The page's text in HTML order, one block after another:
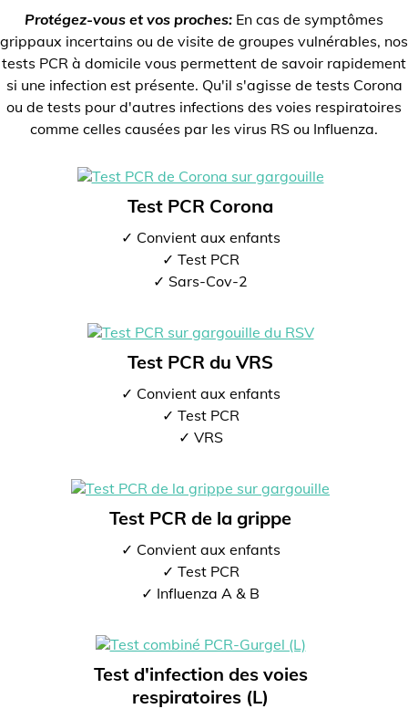
Protégez-vous et vos proches: En cas de symptômes
grippaux incertains ou de visite de groupes vulnérables, nos
tests PCR à domicile vous permettent de savoir rapidement
si une infection est présente. Qu'il s'agisse de tests Corona
ou de tests pour d'autres infections des voies respiratoires
comme celles causées par les virus RS ou Influenza.
Test PCR Corona
✓ Convient aux enfants
✓ Test PCR
✓ Sars-Cov-2
Test PCR du VRS
✓ Convient aux enfants
✓ Test PCR
✓ VRS
Test PCR de la grippe
✓ Convient aux enfants
✓ Test PCR
✓ Influenza A & B
Test d'infection des voies
respiratoires (L)